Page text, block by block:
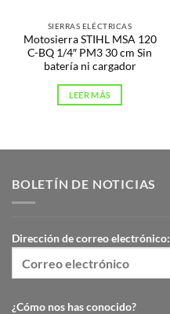
SIERRAS ELÉCTRICAS
Motosierra STIHL MSA 120
C-BQ 1/4″ PM3 30 cm Sin
batería ni cargador
LEER MÁS
BOLETÍN DE NOTICIAS
Dirección de correo electrónico:
¿Cómo nos has conocido?